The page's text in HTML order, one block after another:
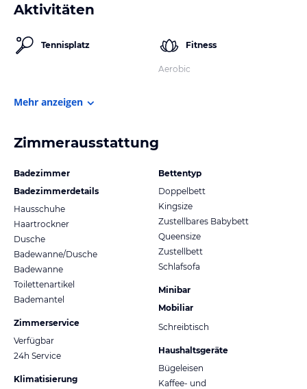
Aktivitäten
Tennisplatz Fitness
Aerobic
Mehr anzeigen
Zimmerausstattung
Badezimmer
Badezimmerdetails
Hausschuhe
Haartrockner
Dusche
Badewanne/Dusche
Badewanne
Toilettenartikel
Bademantel
Zimmerservice
Verfügbar
24h Service
Klimatisierung
Bettentyp
Doppelbett
Kingsize
Zustellbares Babybett
Queensize
Zustellbett
Schlafsofa
Minibar
Mobiliar
Schreibtisch
Haushaltsgeräte
Bügeleisen
Kaffee- und